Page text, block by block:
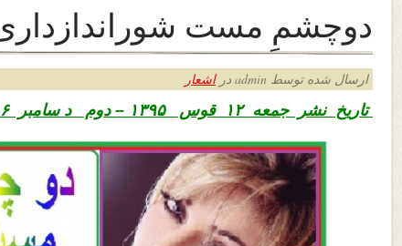
دوچشمِ مست
ارسال شده توسط admin در اشعار
تاریخ نشر جمعه ۱۲ قوس ۱۳۹۵ – دوم د سامبر ۲۰۱۶ – هالند